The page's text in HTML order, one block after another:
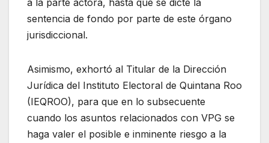
sentencia de fondo por parte de este órgano
jurisdiccional.
Asimismo, exhortó al Titular de la Dirección
Jurídica del Instituto Electoral de Quintana Roo
(IEQROO), para que en lo subsecuente
cuando los asuntos relacionados con VPG se
haga valer el posible e inminente riesgo a la